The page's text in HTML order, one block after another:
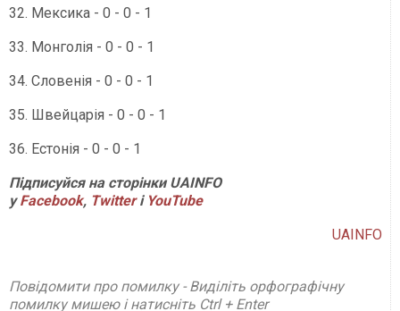
32. Мексика - 0 - 0 - 1
33. Монголія - 0 - 0 - 1
34. Словенія - 0 - 0 - 1
35. Швейцарія - 0 - 0 - 1
36. Естонія - 0 - 0 - 1
Підписуйся на сторінки UAINFO
уFacebook, Twitterі YouTube
UAINFO
Повідомити про помилку - Виділіть орфографічну
помилку мишею і натисніть Ctrl + Enter